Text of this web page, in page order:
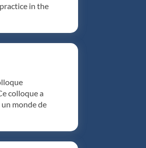
in the
colloque a
monde de